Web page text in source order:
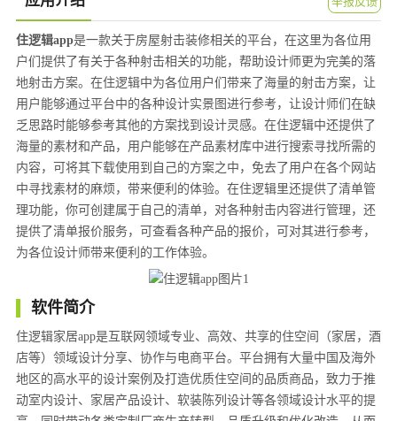
住逻辑app是一款关于房屋射击装修相关的平台，在这里为各位用
户们提供了有关于各种射击相关的功能，帮助设计师更为完美的落
地射击方案。在住逻辑中为各位用户们带来了海量的射击方案，让
用户能够通过平台中的各种设计实景图进行参考，让设计师们在缺
乏思路时能够参考其他的方案找到设计灵感。在住逻辑中还提供了
海量的素材和产品，用户能够在产品素材库中进行搜索寻找所需的
内容，可将其下载使用到自己的方案之中，免去了用户在各个网站
中寻找素材的麻烦，带来便利的体验。在住逻辑里还提供了清单管
理功能，你可创建属于自己的清单，对各种射击内容进行管理，还
提供了清单报价服务，可查看各种产品的报价，可对其进行参考，
为各位设计师带来便利的工作体验。
软件简介
住逻辑家居app是互联网领域专业、高效、共享的住空间（家居，酒
店等）领域设计分享、协作与电商平台。平台拥有大量中国及海外
地区的高水平的设计案例及打造优质住空间的品质商品，致力于推
动室内设计、家居产品设计、软装陈列设计等各领域设计水平的提